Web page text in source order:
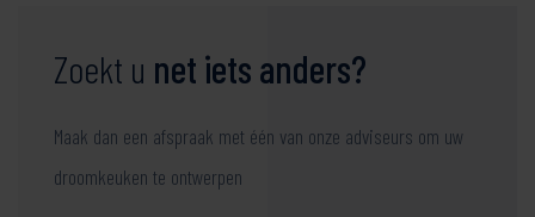
Zoekt u net iets anders?
Maak dan een afspraak met één van onze adviseurs om uw
droomkeuken te ontwerpen